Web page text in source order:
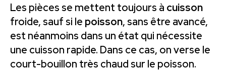
Les pièces se mettent toujours à cuisson
froide, sauf si le poisson, sans être avancé,
est néanmoins dans un état qui nécessite
une cuisson rapide. Dans ce cas, on verse le
court-bouillon très chaud sur le poisson.